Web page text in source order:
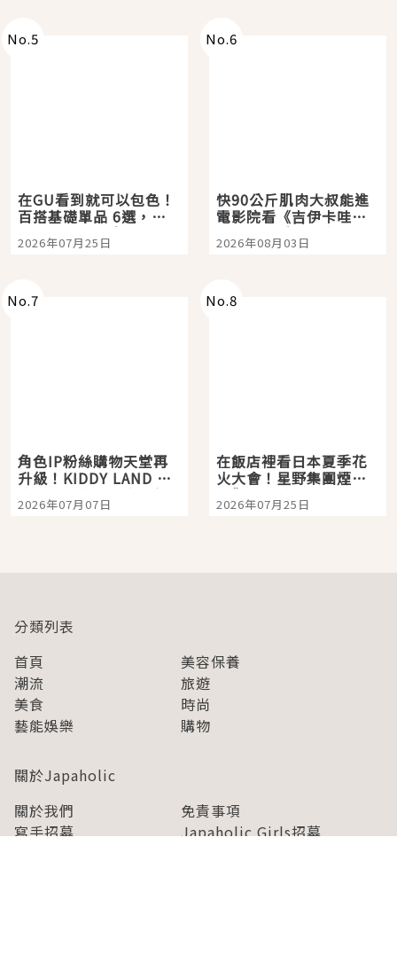
No.5
在GU看到就可以包色！
百搭基礎單品 6選，閉
眼全收也不心疼
2026年07月25日
No.6
快90公斤肌肉大叔能進
電影院看《吉伊卡哇》
嗎？日本重金屬樂團
「打首」會長與nagano
2026年08月03日
No.7
角色IP粉絲購物天堂再
升級！KIDDY LAND 原
宿店吉伊卡哇迎客，新
開幕 OMOKADO 店3分
2026年07月07日
No.8
在飯店裡看日本夏季花
火大會！星野集團煙火
景觀飯店6選，讓你不用
人擠人悠閒欣賞
2026年07月25日
分類列表
首頁
美容保養
潮流
旅遊
美食
時尚
藝能娛樂
購物
關於Japaholic
關於我們
免責事項
寫手招募
Japaholic Girls招募